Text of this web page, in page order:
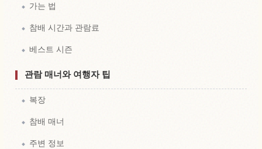
가는 법
참배 시간과 관람료
베스트 시즌
관람 매너와 여행자 팁
복장
참배 매너
주변 정보